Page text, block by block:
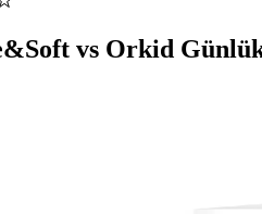
vs Orkid Günlük